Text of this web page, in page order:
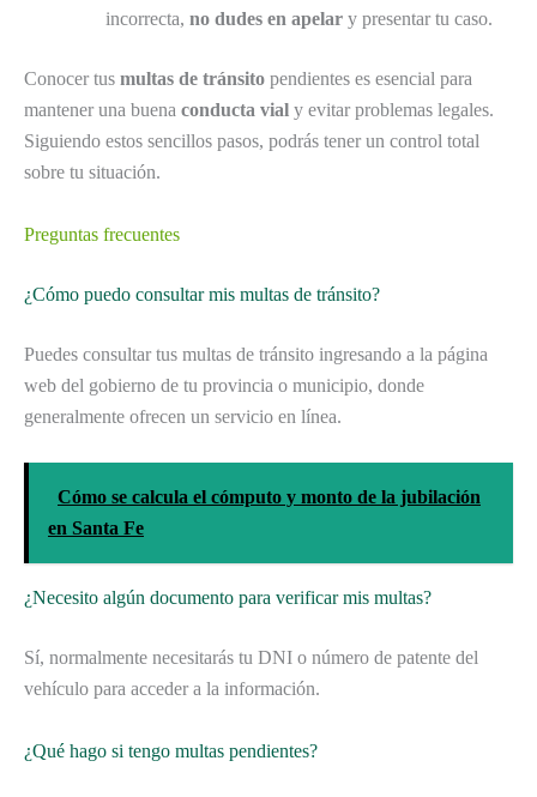
incorrecta, no dudes en apelar y presentar tu caso.
Conocer tus multas de tránsito pendientes es esencial para
mantener una buena conducta vial y evitar problemas legales.
Siguiendo estos sencillos pasos, podrás tener un control total
sobre tu situación.
Preguntas frecuentes
¿Cómo puedo consultar mis multas de tránsito?
Puedes consultar tus multas de tránsito ingresando a la página
web del gobierno de tu provincia o municipio, donde
generalmente ofrecen un servicio en línea.
Cómo se calcula el cómputo y monto de la jubilación
en Santa Fe
¿Necesito algún documento para verificar mis multas?
Sí, normalmente necesitarás tu DNI o número de patente del
vehículo para acceder a la información.
¿Qué hago si tengo multas pendientes?